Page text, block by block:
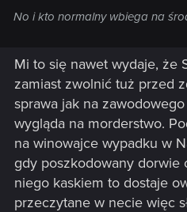
No i kto normalny wbiega na
Mi to się nawet wydaje, że
zamiast zwolnić tuż przed
sprawa jak na
wygląda na morderstwo.
na winowajce wypadku w
gdy poszkodowany dorwie
niego kaskiem to dostaje
przeczytane w necie więc